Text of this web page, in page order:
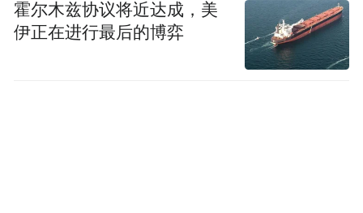
霍尔木兹协议将近达成，美
伊正在进行最后的博弈